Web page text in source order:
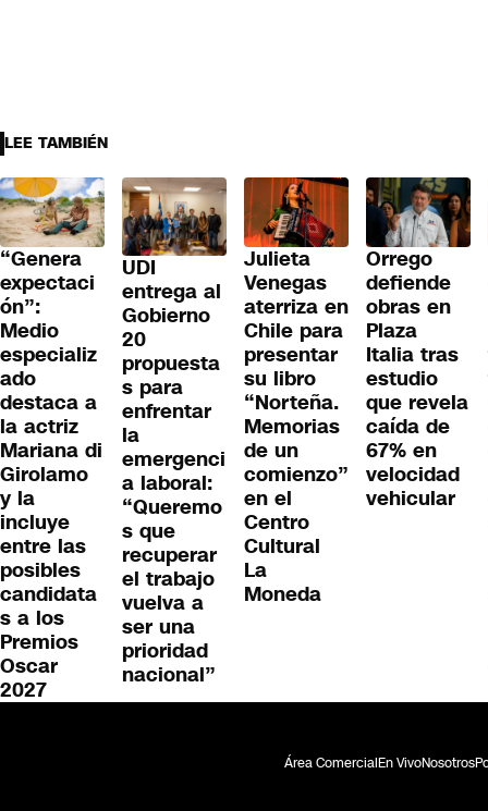
LEE TAMBIÉN
“Genera
expectaci
ón”:
Medio
especializ
ado
destaca a
la actriz
Mariana di
Girolamo
y la
incluye
entre las
posibles
candidata
s a los
Premios
Oscar
2027
UDI
entrega al
Gobierno
20
propuesta
s para
enfrentar
la
emergenci
a laboral:
“Queremo
s que
recuperar
el trabajo
vuelva a
ser una
prioridad
nacional”
Julieta
Venegas
aterriza en
Chile para
presentar
su libro
“Norteña.
Memorias
de un
comienzo”
en el
Centro
Cultural
La
Moneda
Orrego
defiende
obras en
Plaza
Italia tras
estudio
que revela
caída de
67% en
velocidad
vehicular
Área ComercialEn VivoNosotros